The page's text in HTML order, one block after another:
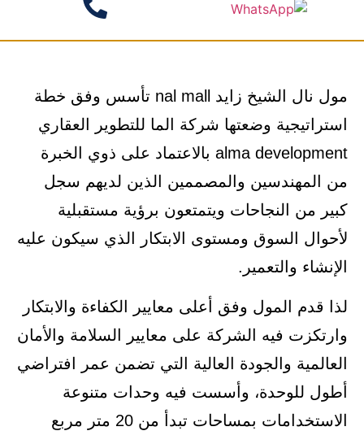
مول نال الشيخ زايد nal mall تأسس وفق خطة
استراتيجية وضعتها شركة الما للتطوير العقاري
alma development بالاعتماد على ذوي الخبرة
من المهندسين والمصممين الذين لديهم سجل
كبير من النجاحات ويتمتعون برؤية مستقبلية
لأحوال السوق ومستوى الابتكار الذي سيكون عليه
الإنشاء والتعمير.
لذا قدم المول وفق أعلى معايير الكفاءة والابتكار
وارتكزت فيه الشركة على معايير السلامة والأمان
العالمية والجودة العالية التي تضمن عمر افتراضي
أطول للوحدة، وأسست فيه وحدات متنوعة
الاستخدامات بمساحات تبدأ من 20 متر مربع